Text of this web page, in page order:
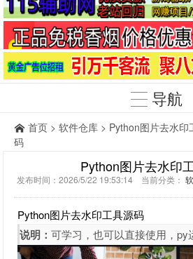
导航
首页 > 软件仓库 > Python图片去水印
码
Python图片去水印
发布时间：2026/5/22 19:53:14 当前分类：
Python图片去水印工具源码
说明：可学习，也可以直接使用，py